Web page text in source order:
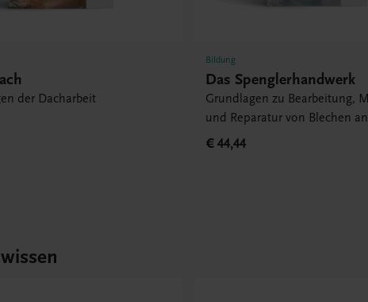
der Dacharbeit
Bildung
Das Spenglerhandwerk
Grundlagen zu Bearbeitung,
und Reparatur von Blechen an
Bauwerken
€ 44,44